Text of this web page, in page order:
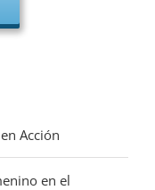
Acción
en el